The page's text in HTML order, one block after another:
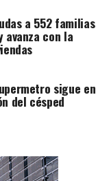
a 552 familias
avanza con la
sigue en
del césped